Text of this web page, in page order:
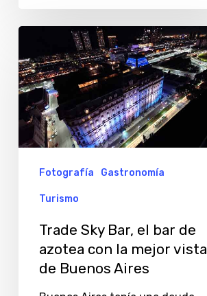
Sky
Bar,
bar
de
azotea
mejor
vista
Fotografía Gastronomía
Turismo
Trade Sky Bar, el bar de
azotea con la mejor vista
de Buenos Aires